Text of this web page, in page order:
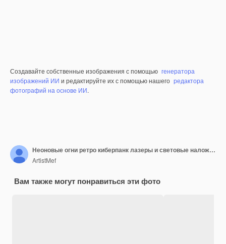
Создавайте собственные изображения с помощью генератора
изображений ИИ и редактируйте их с помощью нашего редактора
фотографий на основе ИИ.
Неоновые огни ретро киберпанк лазеры и световые наложения изолированы на черном фоне
ArtistMef
Вам также могут понравиться эти фото